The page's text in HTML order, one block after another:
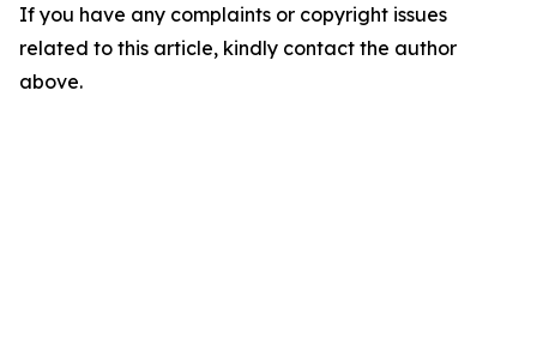
If you have any complaints or copyright issues
related to this article, kindly contact the author
above.